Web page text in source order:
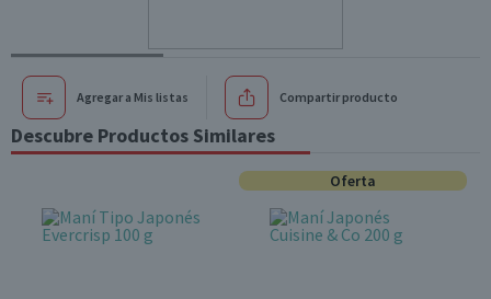
Agregar a Mis listas Compartir producto
Descubre Productos Similares
Oferta